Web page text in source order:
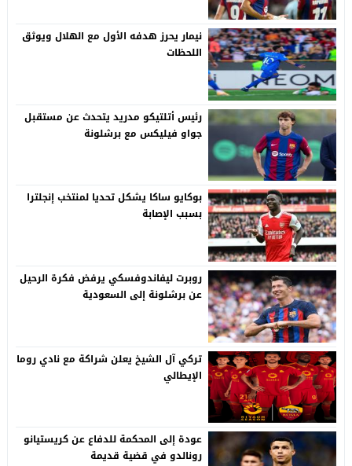
نيمار يحرز هدفه الأول مع الهلال ويوثق
اللحظات
رئيس أتلتيكو مدريد يتحدث عن مستقبل
جواو فيليكس مع برشلونة
بوكايو ساكا يشكل تحديا لمنتخب إنجلترا
بسبب الإصابة
روبرت ليفاندوفسكي يرفض فكرة الرحيل
عن برشلونة إلى السعودية
تركي آل الشيخ يعلن شراكة مع نادي روما
الإيطالي
عودة إلى المحكمة للدفاع عن كريستيانو
رونالدو في قضية قديمة